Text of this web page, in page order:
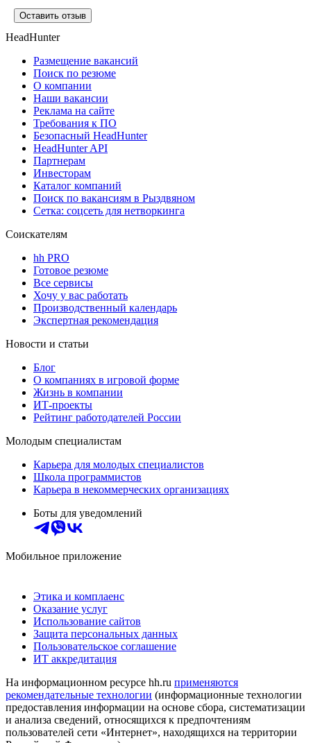
Оставить отзыв
HeadHunter
Размещение вакансий
Поиск по резюме
О компании
Наши вакансии
Реклама на сайте
Требования к ПО
Безопасный HeadHunter
HeadHunter API
Партнерам
Инвесторам
Каталог компаний
Поиск по вакансиям в Рыздвяном
Сетка: соцсеть для нетворкинга
Соискателям
hh PRO
Готовое резюме
Все сервисы
Хочу у вас работать
Производственный календарь
Экспертная рекомендация
Новости и статьи
Блог
О компаниях в игровой форме
Жизнь в компании
ИТ-проекты
Рейтинг работодателей России
Молодым специалистам
Карьера для молодых специалистов
Школа программистов
Карьера в некоммерческих организациях
Боты для уведомлений
Мобильное приложение
Этика и комплаенс
Оказание услуг
Использование сайтов
Защита персональных данных
Пользовательское соглашение
ИТ аккредитация
На информационном ресурсе hh.ru применяются
рекомендательные технологии (информационные технологии
предоставления информации на основе сбора, систематизации
и анализа сведений, относящихся к предпочтениям
пользователей сети «Интернет», находящихся на территории